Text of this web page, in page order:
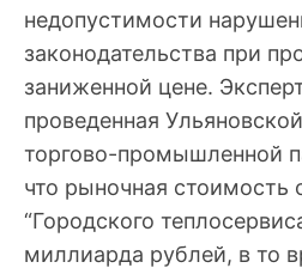
недопустимости
законодательства при
заниженной цене.
проведенная
торгово-промышленной
что рыночная стоимость
“Городского
миллиарда рублей, в то